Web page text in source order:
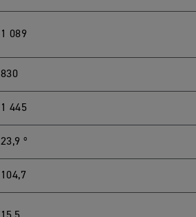
1 089
830
1 445
23,9 º
104,7